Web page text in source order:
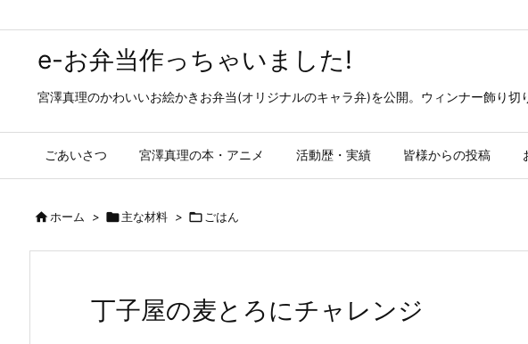
e-お弁当作っちゃいました!
宮澤真理のかわいいお絵かきお弁当(オリジナルのキャラ弁)を公開。ウィンナー飾り
ごあいさつ 宮澤真理の本・アニメ 活動歴・実績 皆様からの投稿
ホーム > 主な材料 >  ごはん
丁子屋の麦とろにチャレンジ